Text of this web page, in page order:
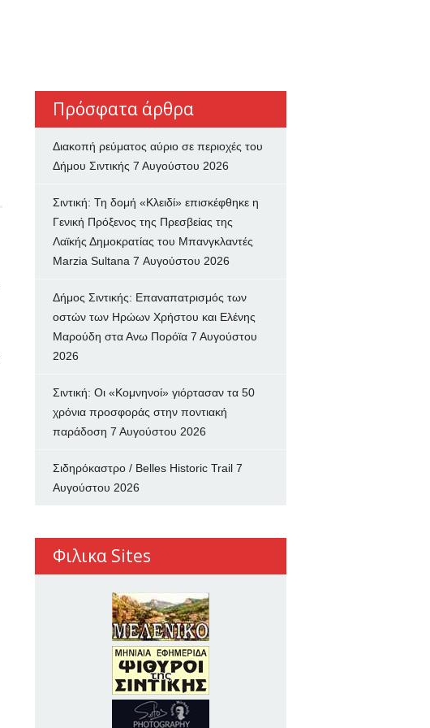
Πρόσφατα άρθρα
Διακοπή ρεύματος αύριο σε περιοχές του
Δήμου Σιντικής 7 Αυγούστου 2026
Σιντική: Τη δομή «Κλειδί» επισκέφθηκε η
Γενική Πρόξενος της Πρεσβείας της
Λαϊκής Δημοκρατίας του Μπανγκλαντές
Marzia Sultana 7 Αυγούστου 2026
Δήμος Σιντικής: Επαναπατρισμός των
oστών των Ηρώων Χρήστου και Ελένης
Μαρούδη στα Ανω Πορόϊα 7 Αυγούστου
2026
Σιντική: Οι «Κομνηνοί» γιόρτασαν τα 50
χρόνια προσφοράς στην ποντιακή
παράδοση 7 Αυγούστου 2026
Σιδηρόκαστρο / Belles Historic Trail 7
Αυγούστου 2026
Φιλικα Sites